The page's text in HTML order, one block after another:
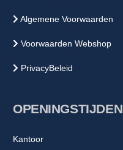
Algemene Voorwaarden
Voorwaarden Webshop
PrivacyBeleid
OPENINGSTIJDEN
Kantoor